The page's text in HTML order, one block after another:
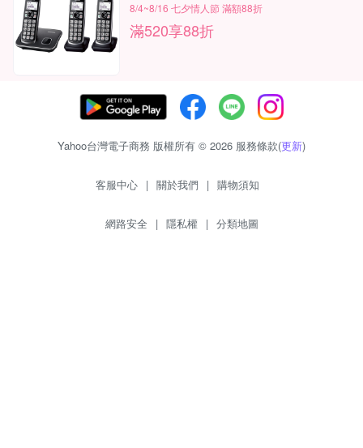
8/4~8/16 七夕情人節 滿額88折
滿520享88折
Yahoo台灣電子商務 版權所有 © 2026 服務條款(更新)
客服中心 | 關於我們 | 購物須知
網路安全 | 隱私權 | 分類地圖